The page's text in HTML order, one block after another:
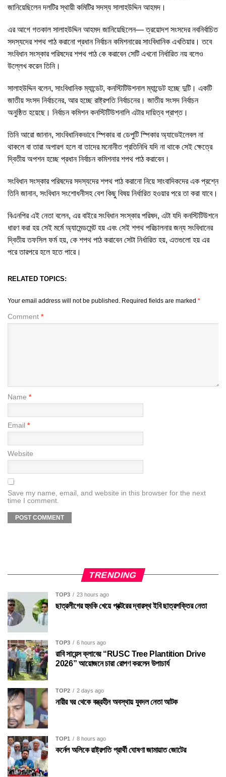
জানিয়েছিলেন দলটির স্থায়ী কমিটির সদস্য সালাহউদ্দিন আহমদ।
এর আগে গতকাল সালাহউদ্দিন আহমদ জানিয়েছিলেন— ত্রয়োদশ সংসদের নবনির্বাচিত
সদস্যদের শপথ পাঠ করানো প্রধান নির্বাচন কমিশনারের সাংবিধানিক এখতিয়ার। তবে
সংবিধান সংস্কার পরিষদের শপথ পাঠ কে করাবেন সেটি এখনো নির্ধারিত নয় বলেও
উল্লেখ করেন তিনি।
সালাহউদ্দিন বলেন, সাংবিধানিক ম্যান্ডেট, কনস্টিটিউশনাল ম্যান্ডেট হচ্ছে দুটি। একটি
জাতীয় সংসদ নির্বাচনের, আর হচ্ছে রাষ্ট্রপতি নির্বাচনের। জাতীয় সংসদ নির্বাচন
অনুষ্ঠিত হয়েছে। নির্বাচন কমিশন কনস্টিটিউশনালি এটার দায়িত্ব প্রাপ্ত।
তিনি আরো জানান, সাংবিধানিকভাবে স্পিকার বা ডেপুটি স্পিকার অ্যাভেইলেবল না
থাকলে বা তারা অপারগ হলে বা তাদের মনোনীত প্রতিনিধি যদি না থাকে সেই ক্ষেত্রে
দ্বিতীয় অপশন হচ্ছে প্রধান নির্বাচন কমিশনার শপথ পাঠ করাবেন।
সংবিধান সংস্কার পরিষদের সদস্যদের শপথ পাঠ করানো নিয়ে সাংবাদিকদের এক প্রশ্নে
তিনি জানান, সংবিধান সংশোধনীসহ বেশ কিছু বিষয় নির্ধারিত হওয়ার পরে তা করা যাবে।
বিএনপির এই নেতা বলেন, এর বাইরে সংবিধান সংস্কার পরিষদ, এটা যদি কনস্টিটিউশনে
ধারণ করা হয় সেই মর্মে অ্যামেন্ডমেন্ট হয় এবং সেই শপথ পরিচালনার জন্য সংবিধানের
দ্বিতীয় তফসিল ফর্ম হয়, কে শপথ পাঠ করাবেন সেটা নির্ধারিত হয়, এতগুলো হয় এর
পরে তারপরে হলে হতে পারে।
RELATED TOPICS:
Your email address will not be published. Required fields are marked *
Comment *
Name *
Email *
Website
Save my name, email, and website in this browser for the next
time I comment.
TRENDING
TOP3 23 hours ago
ছাত্রলীগের হুমকি খেয়ে প্রক্টরের দ্বারস্থ ইবি ছাত্রশক্তির নেতা
TOP3 6 hours ago
রাবি সায়েন্স ক্লাবের “RUSC Tree Plantition Drive
2026” আয়োজনে চারা রোপণ করলেন উপাচার্য
TOP2 2 days ago
নারীর ঘর থেকে বস্ত্রহীন অবস্থায় যুবদল নেতা আটক
TOP1 8 hours ago
কর্নেল অলিকে রাষ্ট্রপতি প্রার্থী ঘোষণা জামায়াত জোটের